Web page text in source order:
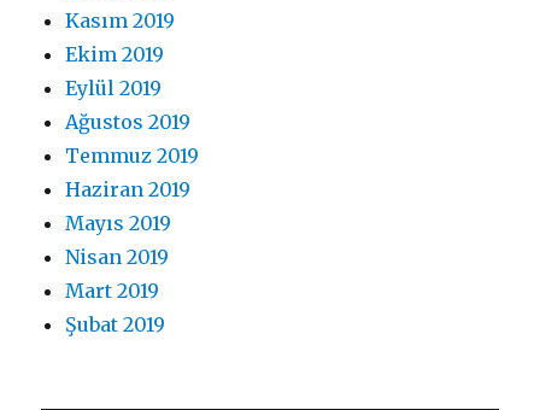
Kasım 2019
Ekim 2019
Eylül 2019
Ağustos 2019
Temmuz 2019
Haziran 2019
Mayıs 2019
Nisan 2019
Mart 2019
Şubat 2019